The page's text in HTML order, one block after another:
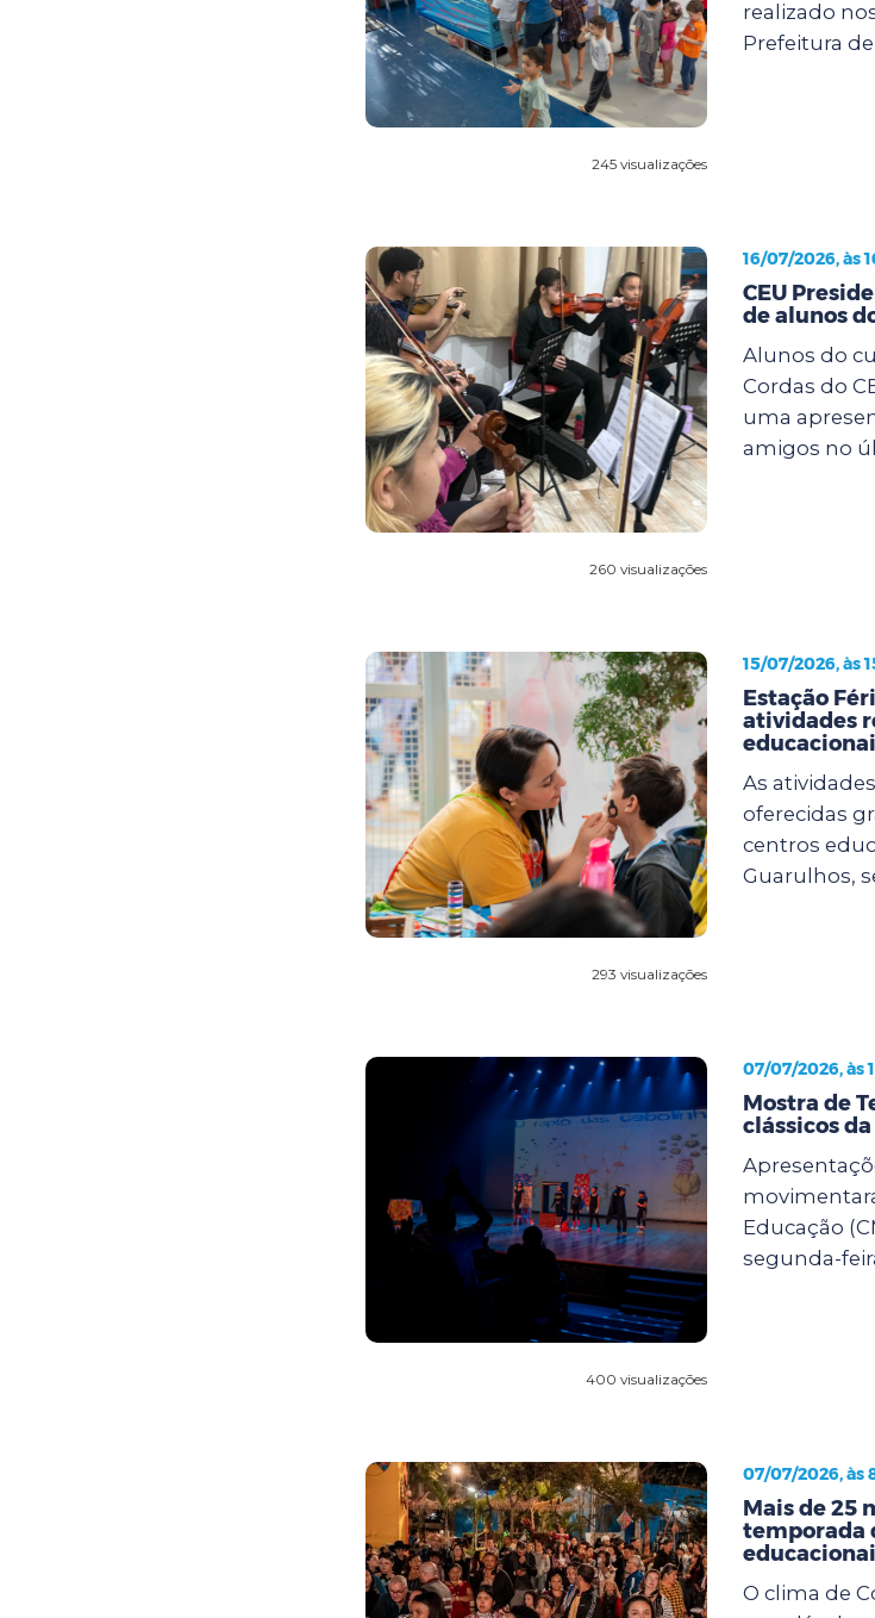
245 visualizações
realizado
Prefeitura
260 visualizações
16/07/2026, às
CEU
de alunos
Alunos do
Cordas do
uma
amigos no
293 visualizações
15/07/2026, às
Estação
atividades
As
oferecidas
centros
Guarulhos,
400 visualizações
07/07/2026, às
Mostra de
clássicos
Educação
segunda-
07/07/2026, às
Mais de 25
temporada
O clima de